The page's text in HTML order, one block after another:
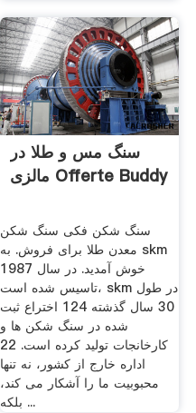
سنگ مس و طلا در
مالزی Offerte Buddy
سنگ شکن فکی سنگ شکن
معدن طلا برای فروش. به skm
خوش آمدید. در سال 1987
تاسیس شده است، skm در طول
30 سال گذشته 124 اختراع ثبت
شده در سنگ شکن ها و
کارخانجات تولید کرده است. 22
اداره خارج از کشور، نه تنها
محبوبیت ما را آشکار می کند،
بلکه ...